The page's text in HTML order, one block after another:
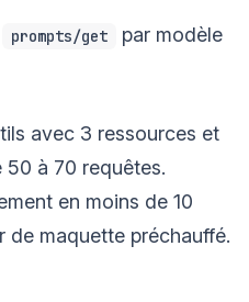
prompts/get
par modèle
avec 3 ressources et
à 70 requêtes.
en moins de 10
de maquette préchauffé.